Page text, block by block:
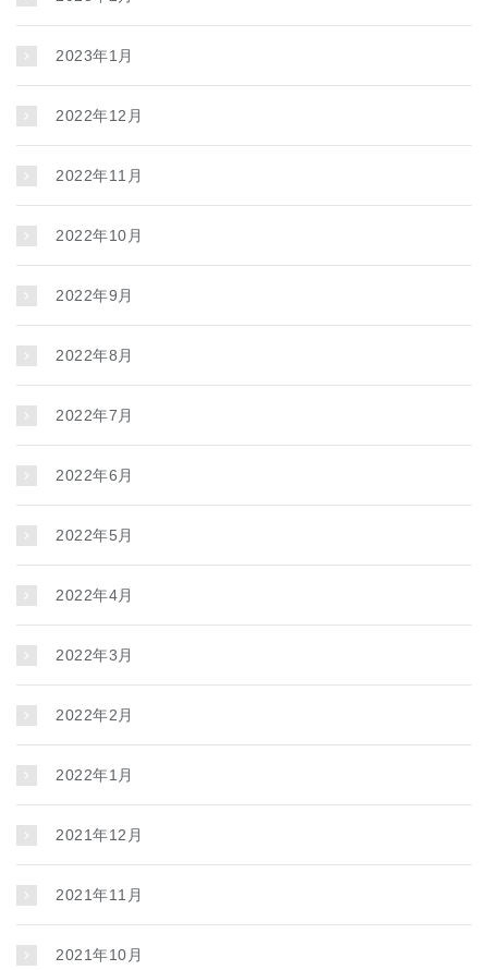
2023年1月
2022年12月
2022年11月
2022年10月
2022年9月
2022年8月
2022年7月
2022年6月
2022年5月
2022年4月
2022年3月
2022年2月
2022年1月
2021年12月
2021年11月
2021年10月